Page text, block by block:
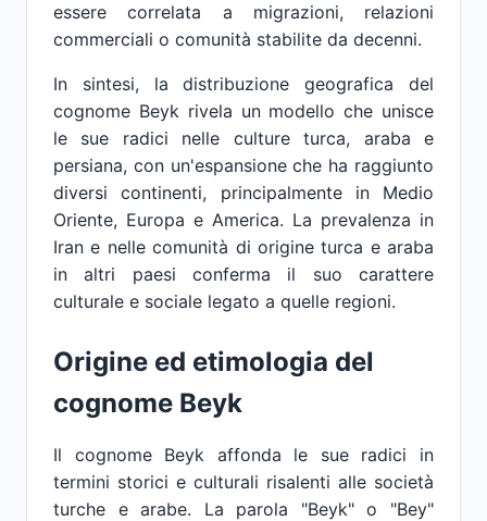
essere correlata a migrazioni, relazioni
commerciali o comunità stabilite da decenni.
In sintesi, la distribuzione geografica del
cognome Beyk rivela un modello che unisce
le sue radici nelle culture turca, araba e
persiana, con un'espansione che ha raggiunto
diversi continenti, principalmente in Medio
Oriente, Europa e America. La prevalenza in
Iran e nelle comunità di origine turca e araba
in altri paesi conferma il suo carattere
culturale e sociale legato a quelle regioni.
Origine ed etimologia del
cognome Beyk
Il cognome Beyk affonda le sue radici in
termini storici e culturali risalenti alle società
turche e arabe. La parola "Beyk" o "Bey"